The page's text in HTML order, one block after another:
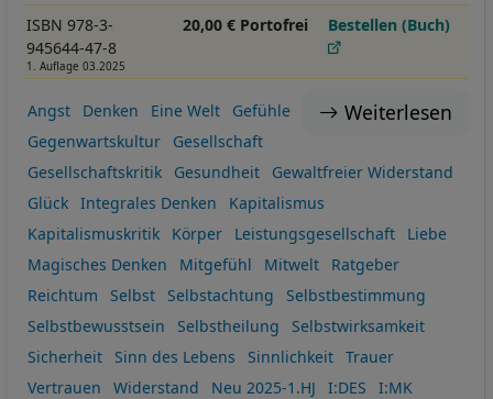
ISBN 978-3-
945644-47-8
1. Auflage 03.2025
20,00 € Portofrei Bestellen (Buch)
Weiterlesen
Angst Denken Eine Welt
Gefühle
Gegenwartskultur
Gesellschaft
Gesellschaftskritik
Gesundheit
Gewaltfreier Widerstand
Glück
Integrales Denken
Kapitalismus
Kapitalismuskritik
Körper Leistungsgesellschaft
Liebe
Magisches Denken
Mitgefühl Mitwelt
Ratgeber
Reichtum
Selbst Selbstachtung
Selbstbestimmung
Selbstbewusstsein
Selbstheilung
Selbstwirksamkeit
Sicherheit
Sinn des Lebens Sinnlichkeit
Trauer
Vertrauen
Widerstand Neu 2025-1.HJ I:DES I:MK